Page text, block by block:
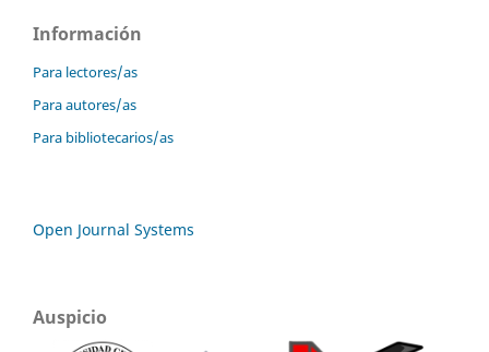
Información
Para lectores/as
Para autores/as
Para bibliotecarios/as
Open Journal Systems
Auspicio